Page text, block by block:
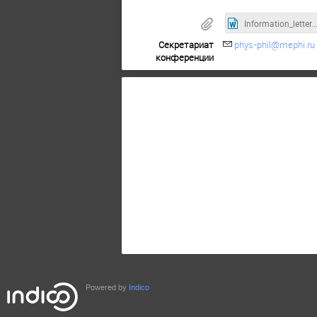
Секретариат
конференции
phys-phil@mephi.ru
Powered by Indico